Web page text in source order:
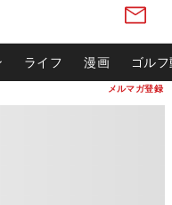
メルマガ登録
ライフ 漫画 ゴル